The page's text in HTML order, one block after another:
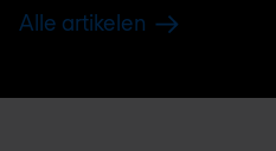
Alle artikelen